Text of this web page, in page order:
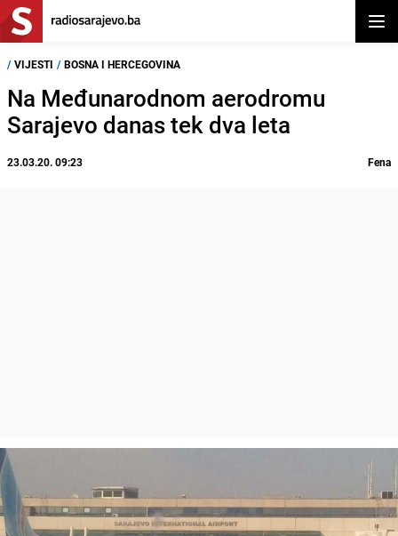
/ VIJESTI / BOSNA I HERCEGOVINA
Na Međunarodnom aerodromu
Sarajevo danas tek dva leta
23.03.20. 09:23 Fena